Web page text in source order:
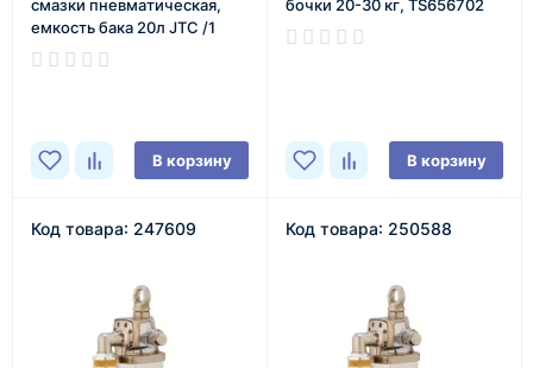
смазки пневматическая,
емкость бака 20л JTC /1
В корзину
бочки 20-30 кг, TS656702
В корзину
Код товара: 247609 Код товара: 250588